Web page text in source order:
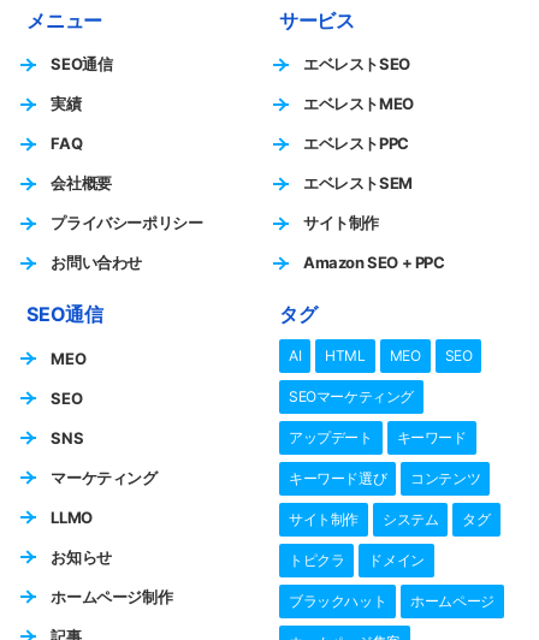
メニュー
SEO通信
実績
FAQ
会社概要
プライバシーポリシー
お問い合わせ
サービス
エベレストSEO
エベレストMEO
エベレストPPC
エベレストSEM
サイト制作
Amazon SEO + PPC
SEO通信
MEO
SEO
SNS
マーケティング
LLMO
お知らせ
ホームページ制作
タグ
AI HTML MEO SEO
SEOマーケティング
アップデート キーワード
キーワード選び コンテンツ
サイト制作 システム タグ
トピクラ ドメイン
ブラックハット ホームページ